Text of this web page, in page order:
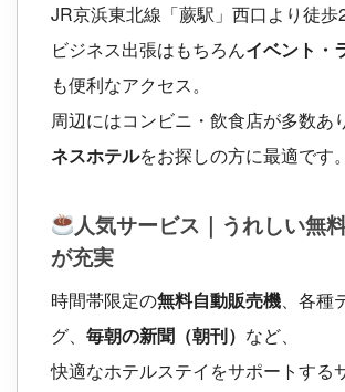
JR京浜東北線「蕨駅」西口より徒歩2
ビジネス出張はもちろんイベント・
も便利なアクセス。
周辺にはコンビニ・飲食店が多数あ
ネスホテルをお探しの方に最適です。
人気サービス｜うれしい無
が充実
時間帯限定の無料自動販売機、各種
グ、 毎朝の新聞（朝刊） など、
快適なホテルステイをサポートする